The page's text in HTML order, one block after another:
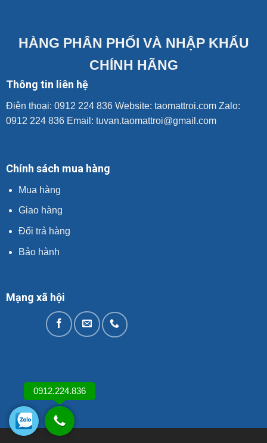
HÀNG PHÂN PHỐI VÀ NHẬP KHẨU
CHÍNH HÃNG
Thông tin liên hệ
Điện thoại: 0912 224 836 Website: taomattroi.com Zalo:
0912 224 836 Email: tuvan.taomattroi@gmail.com
Chính sách mua hàng
Mua hàng
Giao hàng
Đổi trả hàng
Bảo hành
Mạng xã hội
0912.224.836